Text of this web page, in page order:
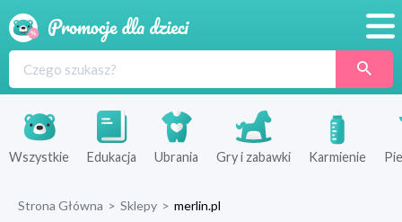
Produkty
Sklepy
Wszystkie Edukacja Ubrania Gry i zabawki Karmienie
Strona Główna > Sklepy > merlin.pl